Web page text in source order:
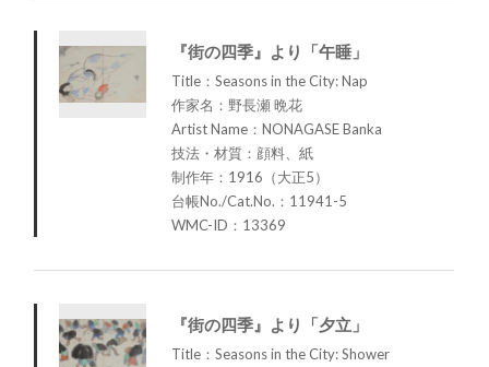
『街の四季』より「午睡」
Title：Seasons in the City: Nap
作家名：野長瀬 晩花
Artist Name：NONAGASE Banka
技法・材質：顔料、紙
制作年：1916（大正5）
台帳No./Cat.No.：11941-5
WMC-ID：13369
『街の四季』より「夕立」
Title：Seasons in the City: Shower